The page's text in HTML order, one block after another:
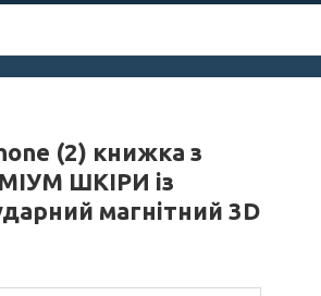
(2) книжка з
ШКІРИ із
магнітний 3D